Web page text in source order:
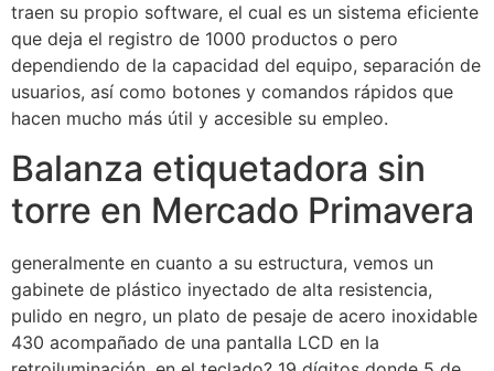
traen su propio software, el cual es un sistema eficiente
que deja el registro de 1000 productos o pero
dependiendo de la capacidad del equipo, separación de
usuarios, así como botones y comandos rápidos que
hacen mucho más útil y accesible su empleo.
Balanza etiquetadora sin
torre en Mercado Primavera
generalmente en cuanto a su estructura, vemos un
gabinete de plástico inyectado de alta resistencia,
pulido en negro, un plato de pesaje de acero inoxidable
430 acompañado de una pantalla LCD en la